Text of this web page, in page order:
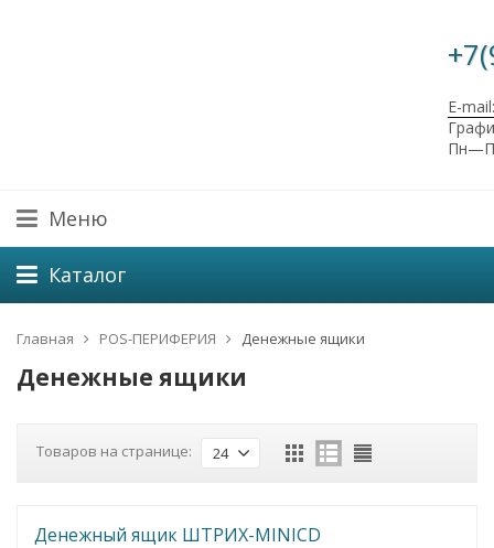
E-
Меню
Каталог
Главная POS-ПЕРИФЕРИЯ Денежные ящики
Денежные ящики
Товаров на странице: 24
Денежный ящик ШТРИХ-MINICD